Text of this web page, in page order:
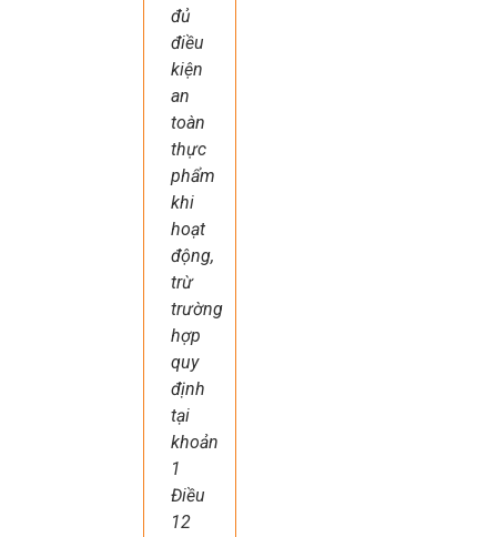
đủ
điều
kiện
an
toàn
thực
phẩm
khi
hoạt
động,
trừ
trường
hợp
quy
định
tại
khoản
1
Điều
12